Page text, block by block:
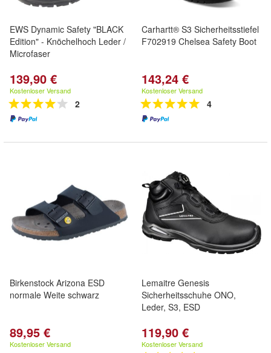
EWS Dynamic Safety "BLACK
Edition" - Knöchelhoch Leder /
Microfaser
139,90 €
Kostenloser Versand
2
Carhartt® S3 Sicherheitsstiefel
F702919 Chelsea Safety Boot
143,24 €
Kostenloser Versand
4
Birkenstock Arizona ESD
normale Weite schwarz
89,95 €
Kostenloser Versand
Lemaitre Genesis
Sicherheitsschuhe ONO,
Leder, S3, ESD
119,90 €
Kostenloser Versand